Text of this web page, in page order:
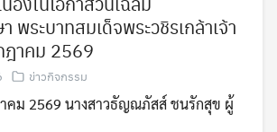
พระบาทสมเด็จพระวชิรเกล้าเจ้า
าคม 2569
ข่าวกิจกรรม
คม 2569 นางสาวธัญณภัสส์ ชนรักสุข ผู้